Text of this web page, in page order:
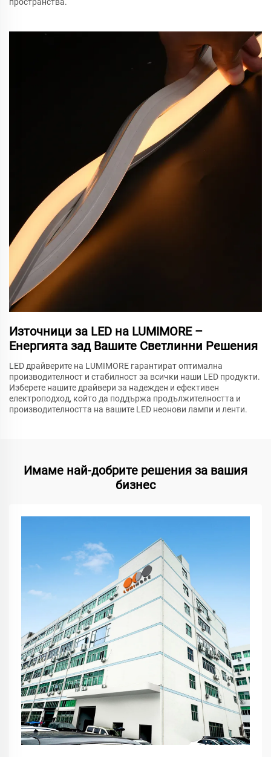
Източници за LED на LUMIMORE –
Енергията зад Вашите Светлинни Решения
LED драйверите на LUMIMORE гарантират оптимална
производителност и стабилност за всички наши LED продукти.
Изберете нашите драйвери за надежден и ефективен
електроподход, който да поддържа продължителността и
производителността на вашите LED неонови лампи и ленти.
Имаме най-добрите решения за вашия
бизнес